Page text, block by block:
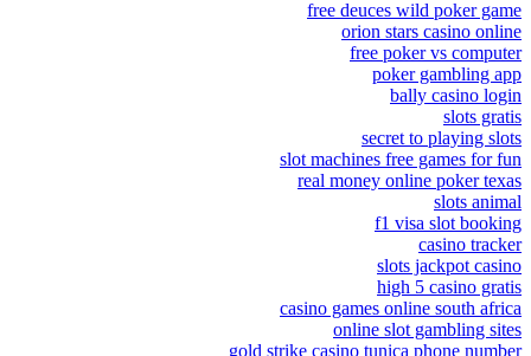
free deuces wild poker game
orion stars casino online
free poker vs computer
poker gambling app
bally casino login
slots gratis
secret to playing slots
slot machines free games for fun
real money online poker texas
slots animal
f1 visa slot booking
casino tracker
slots jackpot casino
high 5 casino gratis
casino games online south africa
online slot gambling sites
gold strike casino tunica phone number